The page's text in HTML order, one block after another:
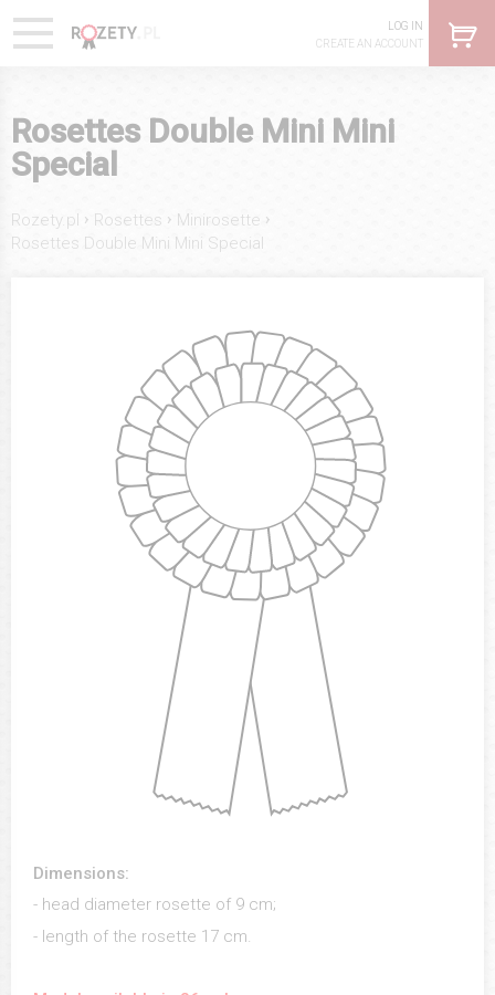
LOG IN
CREATE AN ACCOUNT
Rosettes Double Mini Mini
Special
Rozety.pl › Rosettes › Minirosette ›
Rosettes Double Mini Mini Special
Dimensions:
- head diameter rosette of 9 cm;
- length of the rosette 17 cm.